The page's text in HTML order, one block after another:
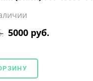
5000 руб.